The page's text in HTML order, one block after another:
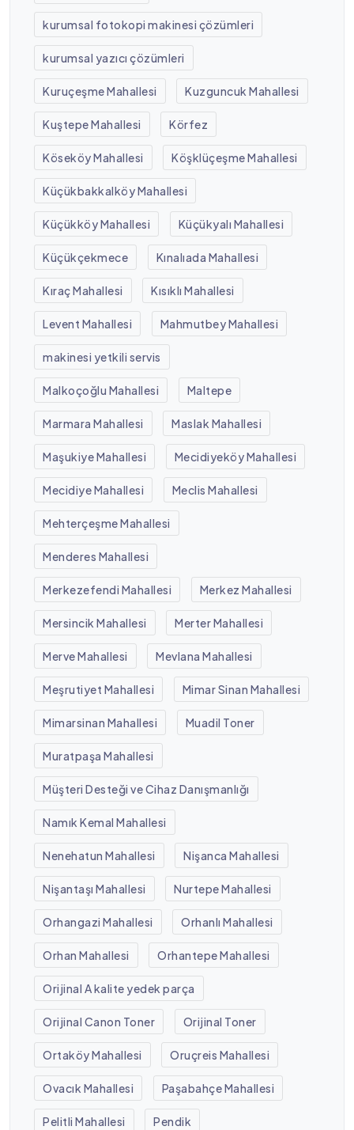
kurumsal fotokopi makinesi çözümleri
kurumsal yazıcı çözümleri
Kuruçeşme Mahallesi Kuzguncuk Mahallesi
Kuştepe Mahallesi Körfez
Köseköy Mahallesi Köşklüçeşme Mahallesi
Küçükbakkalköy Mahallesi
Küçükköy Mahallesi Küçükyalı Mahallesi
Küçükçekmece Kınalıada Mahallesi
Kıraç Mahallesi Kısıklı Mahallesi
Levent Mahallesi Mahmutbey Mahallesi
makinesi yetkili servis
Malkoçoğlu Mahallesi Maltepe
Marmara Mahallesi Maslak Mahallesi
Maşukiye Mahallesi Mecidiyeköy Mahallesi
Mecidiye Mahallesi Meclis Mahallesi
Mehterçeşme Mahallesi
Menderes Mahallesi
Merkezefendi Mahallesi Merkez Mahallesi
Mersincik Mahallesi Merter Mahallesi
Merve Mahallesi Mevlana Mahallesi
Meşrutiyet Mahallesi Mimar Sinan Mahallesi
Mimarsinan Mahallesi Muadil Toner
Muratpaşa Mahallesi
Müşteri Desteği ve Cihaz Danışmanlığı
Namık Kemal Mahallesi
Nenehatun Mahallesi Nişanca Mahallesi
Nişantaşı Mahallesi Nurtepe Mahallesi
Orhangazi Mahallesi Orhanlı Mahallesi
Orhan Mahallesi Orhantepe Mahallesi
Orijinal A kalite yedek parça
Orijinal Canon Toner Orijinal Toner
Ortaköy Mahallesi Oruçreis Mahallesi
Ovacık Mahallesi Paşabahçe Mahallesi
Pelitli Mahallesi Pendik